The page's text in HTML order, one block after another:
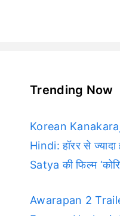
Trending Now
Korean
Hindi: हॉरर से
Satya की फिल्म
Awarapan 2